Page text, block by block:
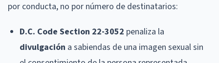
por conducta, no por número de destinatarios:
D.C. Code Section 22-3052 penaliza la
divulgación a sabiendas de una imagen sexual sin